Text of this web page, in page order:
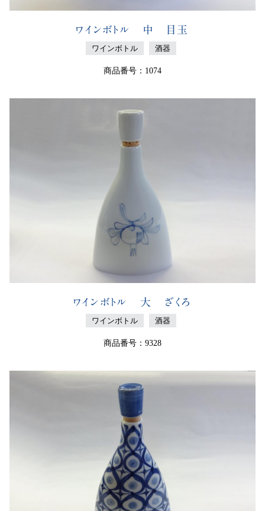
ワインボトル 中 目玉
ワインボトル 酒器
商品番号：1074
ワインボトル 大 ざくろ
ワインボトル 酒器
商品番号：9328